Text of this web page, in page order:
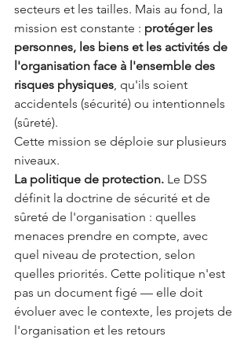
secteurs et les tailles. Mais au fond, la
mission est constante : protéger les
personnes, les biens et les activités de
l'organisation face à l'ensemble des
risques physiques, qu'ils soient
accidentels (sécurité) ou intentionnels
(sûreté).
Cette mission se déploie sur plusieurs
niveaux.
La politique de protection. Le DSS
définit la doctrine de sécurité et de
sûreté de l'organisation : quelles
menaces prendre en compte, avec
quel niveau de protection, selon
quelles priorités. Cette politique n'est
pas un document figé — elle doit
évoluer avec le contexte, les projets de
l'organisation et les retours